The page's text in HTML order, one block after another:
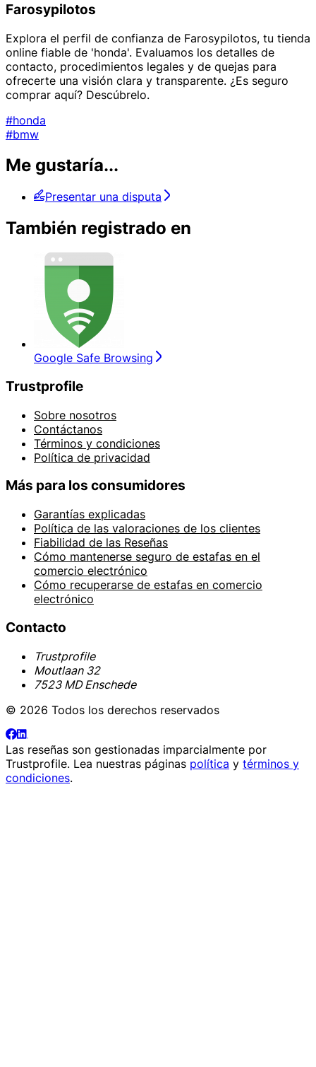
Farosypilotos
Explora el perfil de confianza de Farosypilotos, tu tienda
online fiable de 'honda'. Evaluamos los detalles de
contacto, procedimientos legales y de quejas para
ofrecerte una visión clara y transparente. ¿Es seguro
comprar aquí? Descúbrelo.
#honda
#bmw
Me gustaría...
Presentar una disputa
También registrado en
Google Safe Browsing
Trustprofile
Sobre nosotros
Contáctanos
Términos y condiciones
Política de privacidad
Más para los consumidores
Garantías explicadas
Política de las valoraciones de los clientes
Fiabilidad de las Reseñas
Cómo mantenerse seguro de estafas en el
comercio electrónico
Cómo recuperarse de estafas en comercio
electrónico
Contacto
Trustprofile
Moutlaan 32
7523 MD Enschede
© 2026 Todos los derechos reservados
Las reseñas son gestionadas imparcialmente por
Trustprofile. Lea nuestras páginas política y términos y
condiciones.